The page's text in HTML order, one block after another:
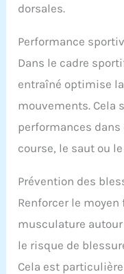
dorsales.
Performance
Dans le cadre
entraîné optimise
mouvements. Cela
performances
course, le saut ou
Prévention des
Renforcer le
musculature
le risque de
Cela est